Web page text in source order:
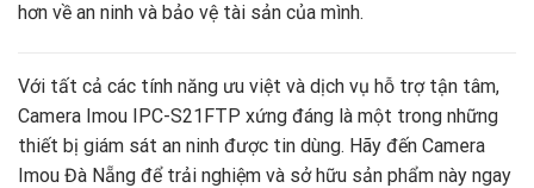
hơn về an ninh và bảo vệ tài sản của mình.
Với tất cả các tính năng ưu việt và dịch vụ hỗ trợ tận tâm,
Camera Imou IPC-S21FTP xứng đáng là một trong những
thiết bị giám sát an ninh được tin dùng. Hãy đến Camera
Imou Đà Nẵng để trải nghiệm và sở hữu sản phẩm này ngay